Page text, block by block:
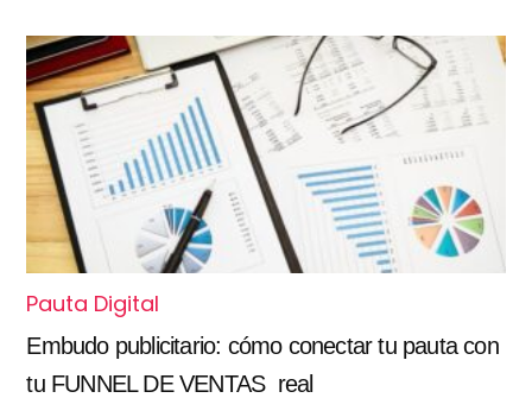
Pauta Digital
Embudo publicitario: cómo conectar tu pauta con
tu FUNNEL DE VENTAS real